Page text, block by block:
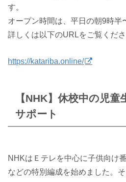
す。
オープン時間は、平日の朝9時半
詳しくは以下のURLをご覧くださ
https://katariba.online/
【NHK】休校中の児
サポート
NHKはＥテレを中心に子供向け
などの特別編成を始めました。